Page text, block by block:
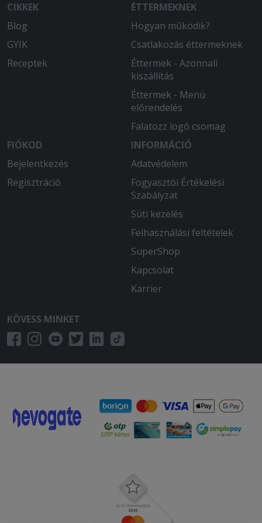
CIKKEK
Blog
GYIK
Receptek
ÉTTERMEKNEK
Hogyan működik?
Csatlakozás éttermeknek
Éttermek - Azonnali
kiszállítás
Éttermek - Menü
előrendelés
Falatozz logó csomag
FIÓKOD
Bejelentkezés
Regisztráció
INFORMÁCIÓ
Adatvédelem
Fogyasztói Értékelési
Szabályzat
Süti kezelés
Felhasználási feltételek
SuperShop
Kapcsolat
Karrier
KÖVESS MINKET